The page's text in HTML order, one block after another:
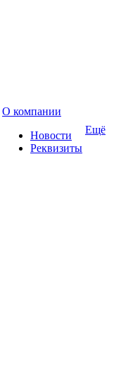
О компании
Новости
Реквизиты
Ещё